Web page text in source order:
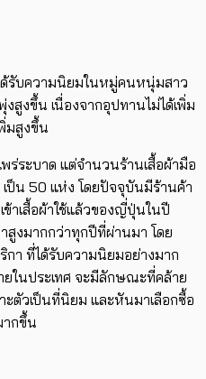
ด้รับความนิยมในหมู่คนหนุ่มสาว
สูงขึ้น เนื่องจากอุปทานไม่ได้เพิ่ม
มสูงขึ้น
ระบาด แต่จำนวนร้านเสื้อผ้ามือ
เป็น 50 แห่ง ​โดย​ปัจจุบันมีร้านค้า
าเสื้อผ้าใช้แล้วของญี่ปุ่นในปี
สูงมากกว่าทุกปีที่ผ่านมา โดย
กา ที่ได้รับความนิยมอย่างมาก
ยในประเทศ จะมีลักษณะ​ที่คล้าย
ตัวเป็นที่นิยม และหันมาเลือกซื้อ
ากขึ้น